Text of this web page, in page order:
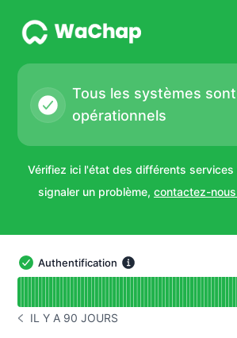
Tous les systèmes sont
opérationnels
Vérifiez ici l'état des différents services
signaler un problème, contactez-
Authentification - Opérationnel
Authentification
HISTORIQUE DES INCIDENTS IL Y A 90
IL Y A 90 JOURS